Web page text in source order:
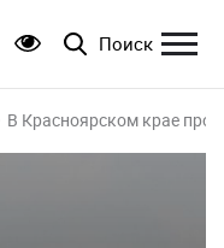
Поиск
В Красноярском крае